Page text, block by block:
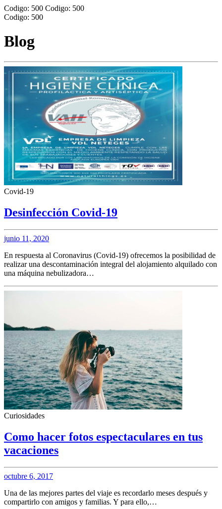
Codigo: 500 Codigo: 500
Codigo: 500
Blog
Covid-19
Desinfección Covid-19
junio 11, 2020
En respuesta al Coronavirus (Covid-19) ofrecemos la posibilidad de
realizar una descontaminación integral del alojamiento alquilado con
una máquina nebulizadora…
Curiosidades
Como hacer fotos espectaculares en tus
vacaciones
octubre 6, 2017
Una de las mejores partes del viaje es recordarlo meses después y
compartirlo con amigos y familias. Y para ello,…